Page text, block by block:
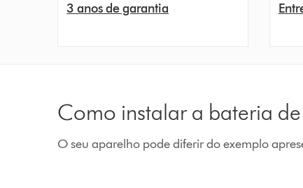
3 anos de garantia
Como instalar a bateria
O seu aparelho pode diferir do exemplo